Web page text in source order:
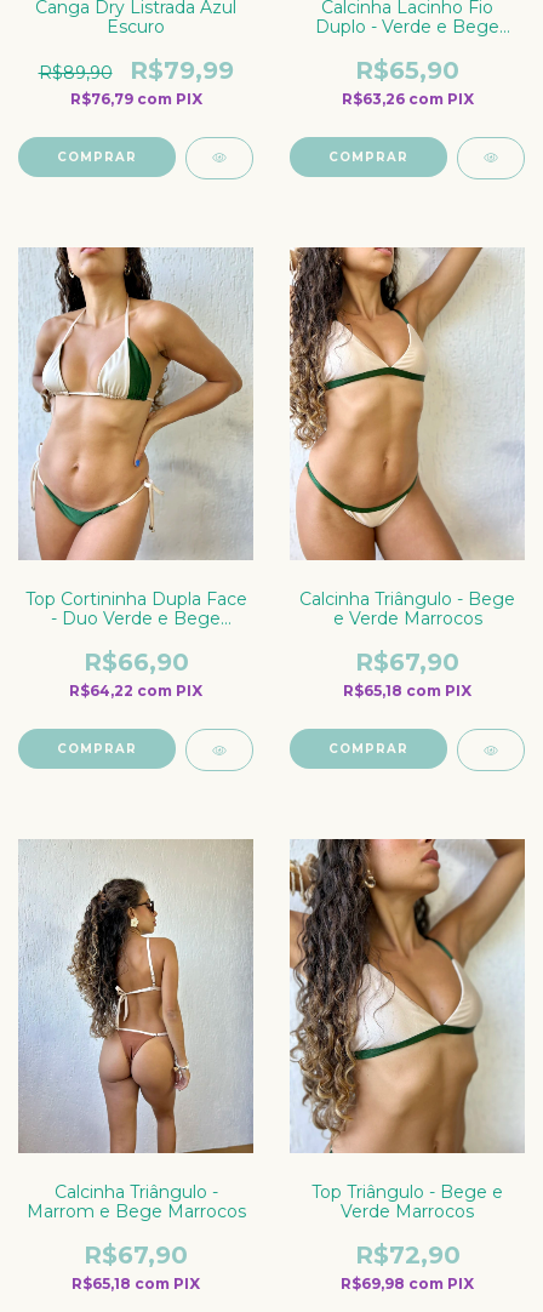
Canga Dry Listrada Azul
Escuro
R$89,90 R$79,99
R$76,79 com PIX
COMPRAR
Calcinha Lacinho Fio
Duplo - Verde e Bege
R$65,90
R$63,26 com PIX
COMPRAR
Top Cortininha Dupla Face
- Duo Verde e Bege
R$66,90
R$64,22 com PIX
COMPRAR
Calcinha Triângulo - Bege
e Verde Marrocos
R$67,90
R$65,18 com PIX
COMPRAR
Calcinha Triângulo -
Marrom e Bege Marrocos
R$67,90
R$65,18 com PIX
Top Triângulo - Bege e
Verde Marrocos
R$72,90
R$69,98 com PIX